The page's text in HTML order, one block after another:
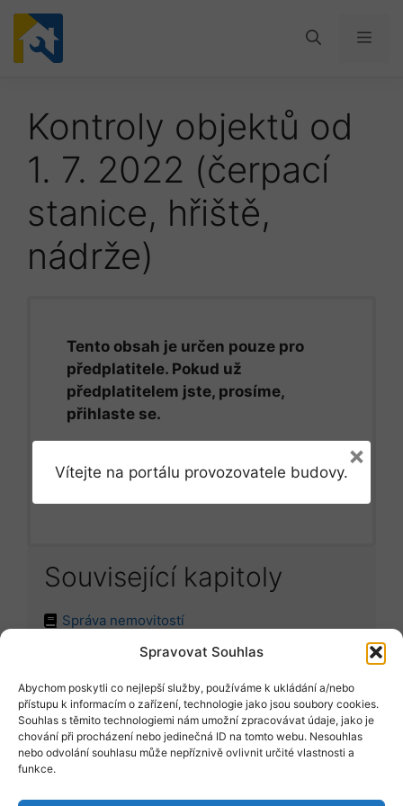
Spravovat Souhlas
Abychom poskytli co nejlepší služby, používáme k ukládání a/nebo
přístupu k informacím o zařízení, technologie jako jsou soubory cookies.
Souhlas s těmito technologiemi nám umožní zpracovávat údaje, jako je
chování při procházení nebo jedinečná ID na tomto webu. Nesouhlas
nebo odvolání souhlasu může nepříznivě ovlivnit určité vlastnosti a
funkce.
Přeskočit
obsah
Kontroly objektů od
1. 7. 2022 (čerpací
stanice, hřiště,
nádrže)
Tento obsah je určen pouze pro
předplatitele. Pokud už
předplatitelem jste, prosíme,
přihlaste se.
Přihlásit se
Související kapitoly
Správa nemovitostí
Položit dotaz
Vyžádat vzor
Vítejte na portálu provozovatele budovy.
×